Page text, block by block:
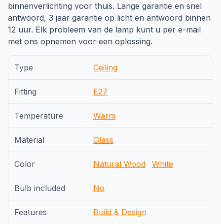
binnenverlichting voor thuis. Lange garantie en snel
antwoord, 3 jaar garantie op licht en antwoord binnen
12 uur. Elk probleem van de lamp kunt u per e-mail
met ons opnemen voor een oplossing.
Type Ceiling
Fitting E27
Temperature Warm
Material Glass
Color Natural Wood White
Bulb included No
Features Build & Design